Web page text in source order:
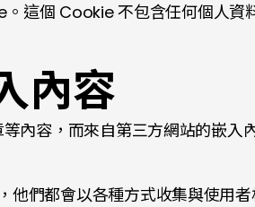
這個 Cookie 不包含任何個人資
內容
內容，而來自第三方網站的嵌入
他們都會以各種方式收集與使用